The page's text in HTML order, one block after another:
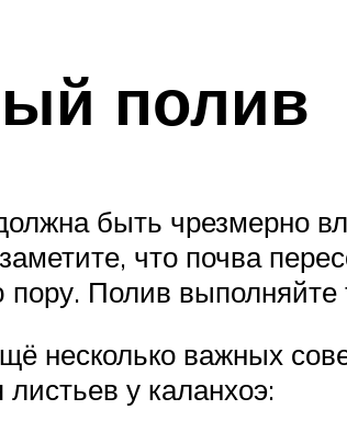
полив
быть чрезмерно
что почва
Полив выполняйте
несколько важных
у каланхоэ: